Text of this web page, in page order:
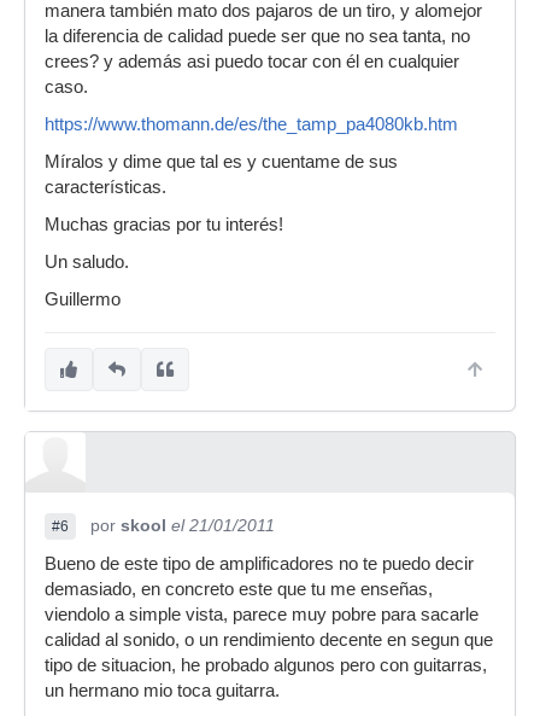
manera también mato dos pajaros de un tiro, y alomejor
la diferencia de calidad puede ser que no sea tanta, no
crees? y además asi puedo tocar con él en cualquier
caso.
https://www.thomann.de/es/the_tamp_pa4080kb.htm
Míralos y dime que tal es y cuentame de sus
características.
Muchas gracias por tu interés!
Un saludo.
Guillermo
#6 por skool el 21/01/2011
Bueno de este tipo de amplificadores no te puedo decir
demasiado, en concreto este que tu me enseñas,
viendolo a simple vista, parece muy pobre para sacarle
calidad al sonido, o un rendimiento decente en segun que
tipo de situacion, he probado algunos pero con guitarras,
un hermano mio toca guitarra.